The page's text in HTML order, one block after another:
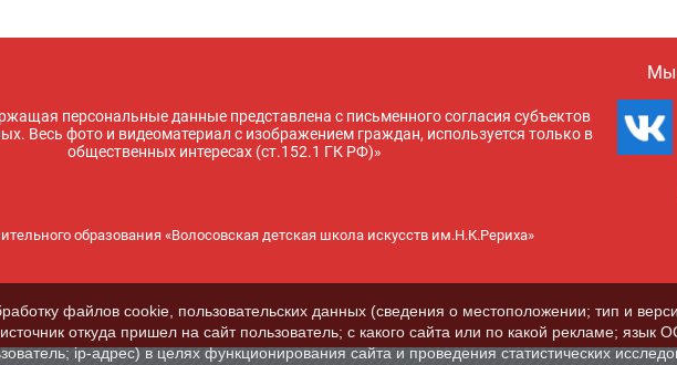
персональные данные представлена с письменного согласия субъектов
Весь фото и видеоматериал с изображением граждан, используется только в
общественных интересах (ст.152.1 ГК РФ)»
Мы
образования «Волосовская детская школа искусств им.Н.К.Рериха»
файлов cookie, пользовательских данных (сведения о местоположении; тип и
откуда пришел на сайт пользователь; с какого сайта или по какой рекламе; язык
ip-адрес) в целях функционирования сайта и проведения статистических